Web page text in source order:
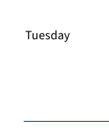
Tuesday